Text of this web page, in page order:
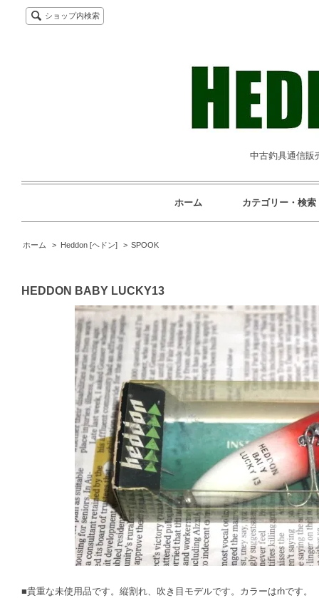
ショップ内検索
中古釣具通信販
ホーム カテゴリー・検索
ホーム > Heddon [ヘドン] > SPOOK
HEDDON BABY LUCKY13
■貴重な未使用品です。縦割れ、吹き目モデルです。カラーはrhです。